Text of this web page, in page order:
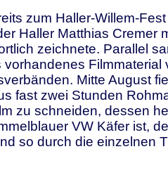
zum Haller-Willem-
Haller Matthias Cremer
zeichnete. Parallel
vorhandenes Filmmaterial
Mitte August
fast zwei Stunden
zu schneiden, dessen
VW Käfer ist,
so durch die einzelnen